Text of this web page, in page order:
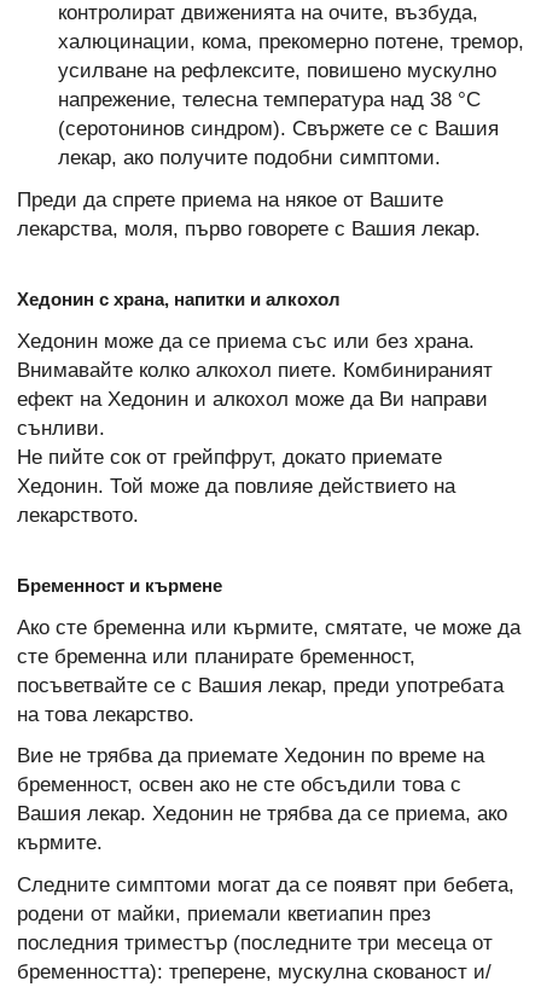
контролират движенията на очите, възбуда,
халюцинации, кома, прекомерно потене, тремор,
усилване на рефлексите, повишено мускулно
напрежение, телесна температура над 38 °С
(серотонинов синдром). Свържете се с Вашия
лекар, ако получите подобни симптоми.
Преди да спрете приема на някое от Вашите
лекарства, моля, първо говорете с Вашия лекар.
Хедонин с храна, напитки и алкохол
Хедонин може да се приема със или без храна.
Внимавайте колко алкохол пиете. Комбинираният
ефект на Хедонин и алкохол може да Ви направи
сънливи.
Не пийте сок от грейпфрут, докато приемате
Хедонин. Той може да повлияе действието на
лекарството.
Бременност и кърмене
Ако сте бременна или кърмите, смятате, че може да
сте бременна или планирате бременност,
посъветвайте се с Вашия лекар, преди употребата
на това лекарство.
Вие не трябва да приемате Хедонин по време на
бременност, освен ако не сте обсъдили това с
Вашия лекар. Хедонин не трябва да се приема, ако
кърмите.
Следните симптоми могат да се появят при бебета,
родени от майки, приемали кветиапин през
последния триместър (последните три месеца от
бременността): треперене, мускулна скованост и/